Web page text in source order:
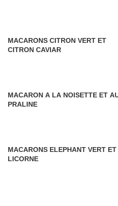
MACARONS CITRON VERT ET
CITRON CAVIAR
MACARON A LA NOISETTE ET
PRALINE
MACARONS ELEPHANT VERT ET
LICORNE